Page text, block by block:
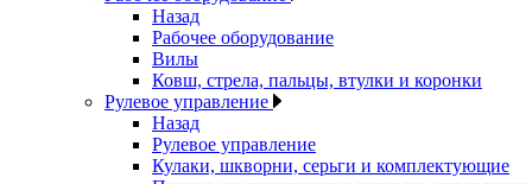
Назад
Рабочее оборудование
Вилы
Ковш, стрела, пальцы, втулки и коронки
Рулевое управление
Назад
Рулевое управление
Кулаки, шкворни, серьги и комплектующие